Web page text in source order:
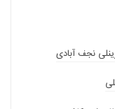
نجف آبادی